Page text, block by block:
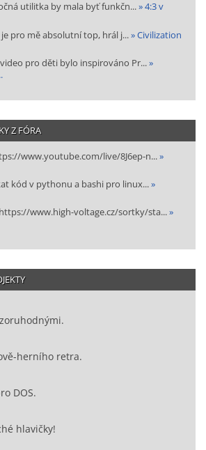
utilitka by mala byť funkčn...» 4:3 v
je pro mě absolutní top, hrál j...» Civilization
pro děti bylo inspirováno Pr...»
Z FÓRA
www.youtube.com/live/8J6ep-n...»
kód v pythonu a bashi pro linux...»
https://www.high-voltage.cz/sortky/sta...»
herního retra.
DOS.
hlavičky!